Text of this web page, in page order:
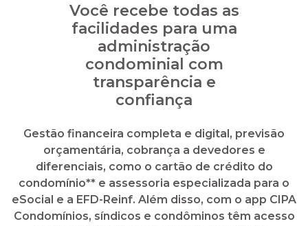
Gestão financeira completa e digital, previsão
orçamentária, cobrança a devedores e
diferenciais, como o cartão de crédito do
condomínio** e assessoria especializada para o
eSocial e a EFD-Reinf. Além disso, com o app CIPA
Condomínios, síndicos e condôminos têm acesso
a funcionalidades como 2ª via de boletos,
extratos, aviso de encomendas, dentre outras.